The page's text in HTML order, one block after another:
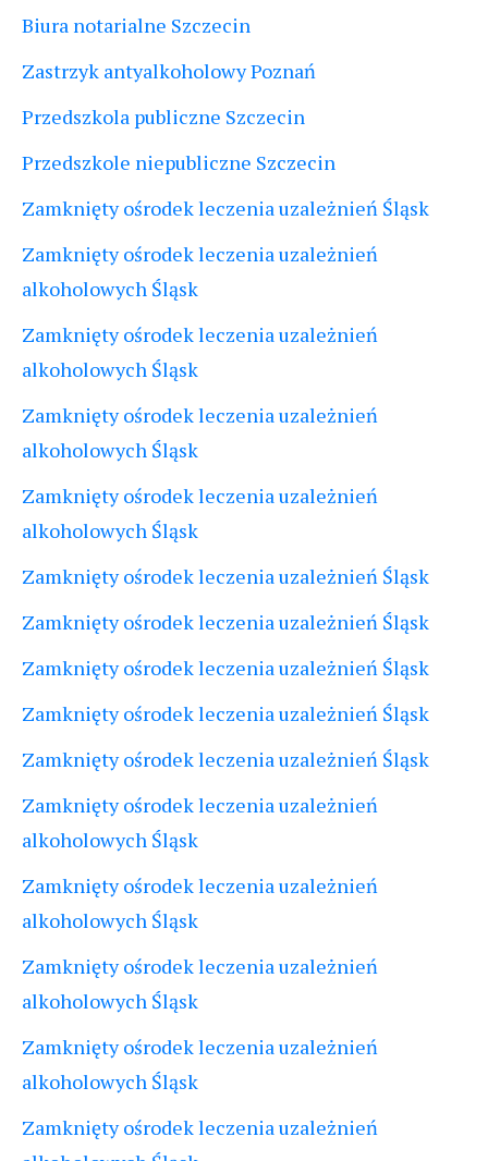
Biura notarialne Szczecin
Zastrzyk antyalkoholowy Poznań
Przedszkola publiczne Szczecin
Przedszkole niepubliczne Szczecin
Zamknięty ośrodek leczenia uzależnień Śląsk
Zamknięty ośrodek leczenia uzależnień
alkoholowych Śląsk
Zamknięty ośrodek leczenia uzależnień
alkoholowych Śląsk
Zamknięty ośrodek leczenia uzależnień
alkoholowych Śląsk
Zamknięty ośrodek leczenia uzależnień
alkoholowych Śląsk
Zamknięty ośrodek leczenia uzależnień Śląsk
Zamknięty ośrodek leczenia uzależnień Śląsk
Zamknięty ośrodek leczenia uzależnień Śląsk
Zamknięty ośrodek leczenia uzależnień Śląsk
Zamknięty ośrodek leczenia uzależnień Śląsk
Zamknięty ośrodek leczenia uzależnień
alkoholowych Śląsk
Zamknięty ośrodek leczenia uzależnień
alkoholowych Śląsk
Zamknięty ośrodek leczenia uzależnień
alkoholowych Śląsk
Zamknięty ośrodek leczenia uzależnień
alkoholowych Śląsk
Zamknięty ośrodek leczenia uzależnień